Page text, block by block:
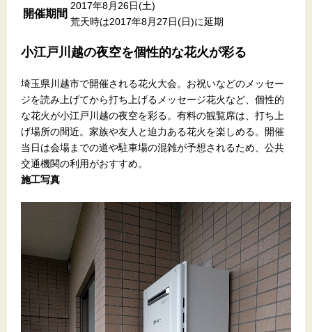
開催期間
2017年8月26日(土)
荒天時は2017年8月27日(日)に延期
小江戸川越の夜空を個性的な花火が彩る
埼玉県川越市で開催される花火大会。お祝いなどのメッセー
ジを読み上げてから打ち上げるメッセージ花火など、個性的
な花火が小江戸川越の夜空を彩る。有料の観覧席は、打ち上
げ場所の間近。家族や友人と迫力ある花火を楽しめる。開催
当日は会場までの道や駐車場の混雑が予想されるため、公共
交通機関の利用がおすすめ。
施工写真